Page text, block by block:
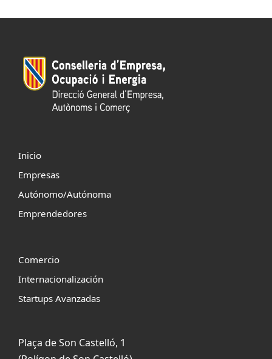
Inicio
Empresas
Autónomo/Autónoma
Emprendedores
Comercio
Internacionalización
Startups Avanzadas
Plaça de Son Castelló, 1